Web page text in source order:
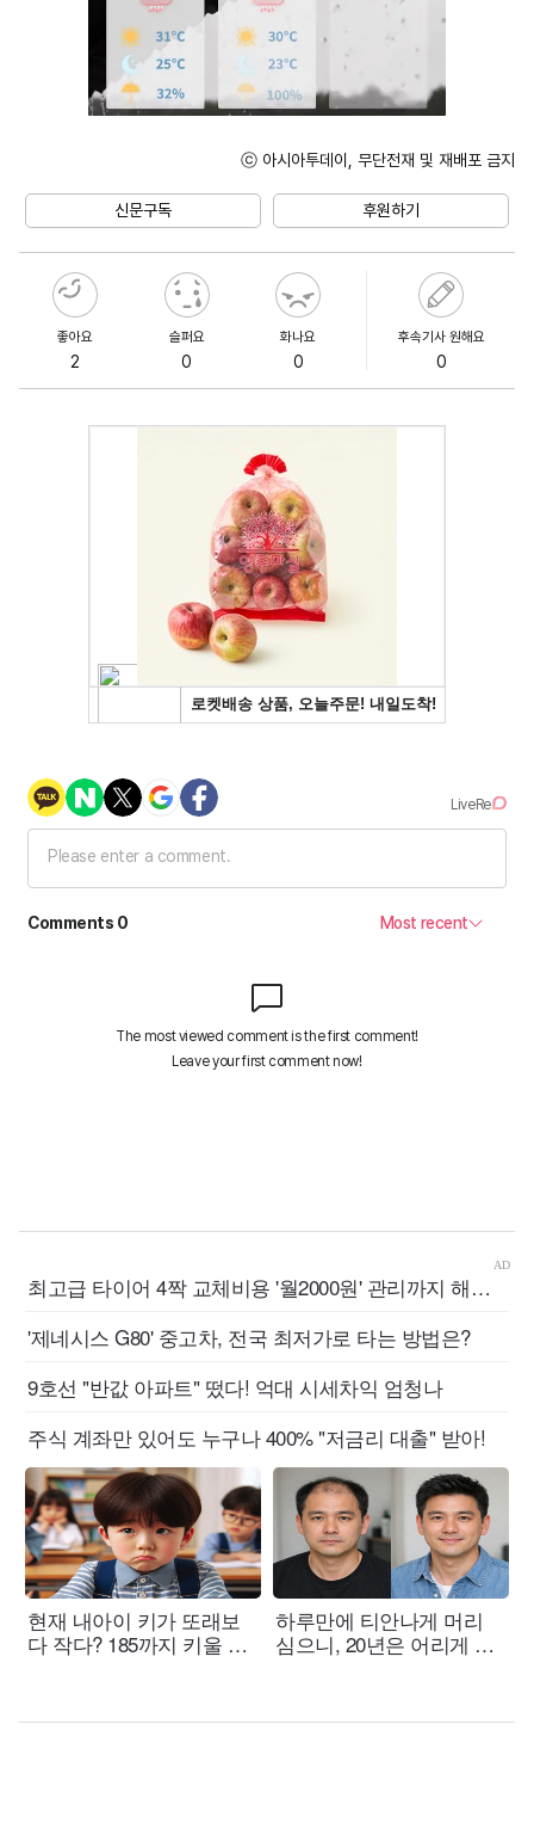
ⓒ 아시아투데이, 무단전재 및 재배포 금지
신문구독 후원하기
좋아요
2
슬퍼요
0
화나요
0
후속기사 원해요
0